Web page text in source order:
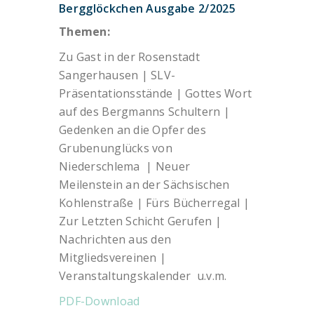
Bergglöckchen Ausgabe 2/2025
Themen:
Zu Gast in der Rosenstadt
Sangerhausen | SLV-
Präsentationsstände | Gottes Wort
auf des Bergmanns Schultern |
Gedenken an die Opfer des
Grubenunglücks von
Niederschlema | Neuer
Meilenstein an der Sächsischen
Kohlenstraße | Fürs Bücherregal |
Zur Letzten Schicht Gerufen |
Nachrichten aus den
Mitgliedsvereinen |
Veranstaltungskalender u.v.m.
PDF-Download